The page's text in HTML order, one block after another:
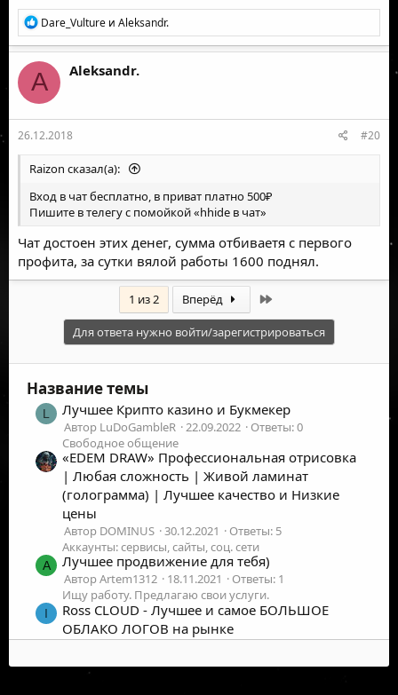
Р
е
а
к
ц
и
и
:
Dare_Vulture и Aleksandr.
A Aleksandr.
26.12.2018 #20
Raizon сказал(а):
Вход в чат бесплатно, в приват платно 500₽
Пишите в телегу с помойкой «hhide в чат»
Чат достоен этих денег, сумма отбиваетя с первого
профита, за сутки вялой работы 1600 поднял.
1 из 2 Вперёд
Для ответа нужно войти/зарегистрироваться
Название темы
L Лучшее Крипто казино и Букмекер
Автор LuDoGambleR 22.09.2022
Ответы: 0
Свободное общение
«EDEM DRAW» Профессиональная отрисовка
| Любая сложность | Живой ламинат
(голограмма) | Лучшее качество и Низкие
цены
Автор DOMINUS 30.12.2021
Ответы: 5
Аккаунты: сервисы, сайты, соц. сети
A Лучшее продвижение для тебя)
Автор Artem1312 18.11.2021
Ответы: 1
Ищу работу. Предлагаю свои услуги.
I
Ross CLOUD - Лучшее и самое БОЛЬШОЕ
ОБЛАКО ЛОГОВ на рынке
Ross CLOUD - Лучшее и самое БОЛЬШОЕ